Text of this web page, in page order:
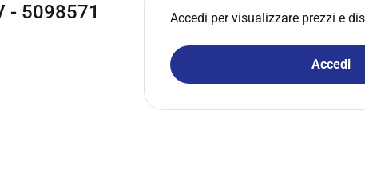
- 5098571 Accedi per visualizzare prezzi e
Accedi